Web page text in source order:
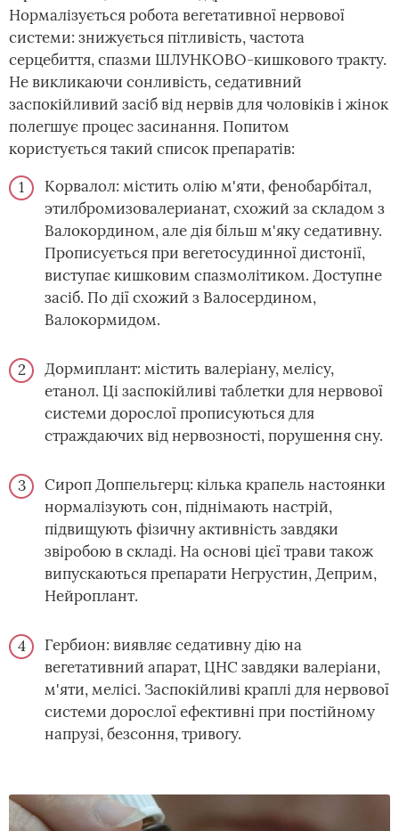
Нормалізується робота вегетативної нервової
системи: знижується пітливість, частота
серцебиття, спазми ШЛУНКОВО-кишкового тракту.
Не викликаючи сонливість, седативний
заспокійливий засіб від нервів для чоловіків і жінок
полегшує процес засинання. Попитом
користується такий список препаратів:
Корвалол: містить олію м'яти, фенобарбітал,
этилбромизовалерианат, схожий за складом з
Валокордином, але дія більш м'яку седативну.
Прописується при вегетосудинної дистонії,
виступає кишковим спазмолітиком. Доступне
засіб. По дії схожий з Валосердином,
Валокормидом.
Дормиплант: містить валеріану, мелісу,
етанол. Ці заспокійливі таблетки для нервової
системи дорослої прописуються для
страждаючих від нервозності, порушення сну.
Сироп Доппельгерц: кілька крапель настоянки
нормалізують сон, піднімають настрій,
підвищують фізичну активність завдяки
звіробою в складі. На основі цієї трави також
випускаються препарати Негрустин, Деприм,
Нейроплант.
Гербион: виявляє седативну дію на
вегетативний апарат, ЦНС завдяки валеріани,
м'яти, мелісі. Заспокійливі краплі для нервової
системи дорослої ефективні при постійному
напрузі, безсоння, тривогу.